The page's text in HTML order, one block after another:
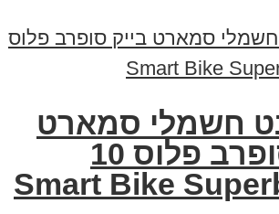
חשמלי סמארט
בייק סופרב פלוס 10
Smart Bike